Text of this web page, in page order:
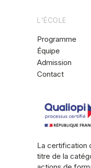
L'ÉCOLE
Programme
Équipe
Admission
Contact
La certification
titre de la